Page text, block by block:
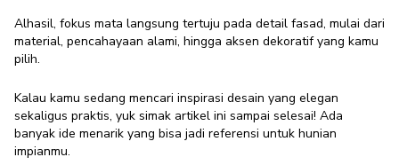
Alhasil, fokus mata langsung tertuju pada detail fasad, mulai dari
material, pencahayaan alami, hingga aksen dekoratif yang kamu
pilih.
Kalau kamu sedang mencari inspirasi desain yang elegan
sekaligus praktis, yuk simak artikel ini sampai selesai! Ada
banyak ide menarik yang bisa jadi referensi untuk hunian
impianmu.